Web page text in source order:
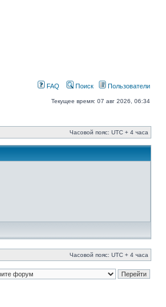
FAQ Поиск Пользователи
Текущее время: 07 авг 2026, 06:34
Часовой пояс: UTC + 4 часа
Часовой пояс: UTC + 4 часа